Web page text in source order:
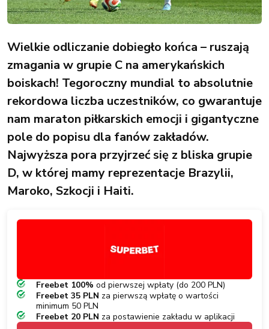
Wielkie odliczanie dobiegło końca – ruszają
zmagania w grupie C na amerykańskich
boiskach! Tegoroczny mundial to absolutnie
rekordowa liczba uczestników, co gwarantuje
nam maraton piłkarskich emocji i gigantyczne
pole do popisu dla fanów zakładów.
Najwyższa pora przyjrzeć się z bliska grupie
D, w której mamy reprezentacje Brazylii,
Maroko, Szkocji i Haiti.
Freebet 100% od pierwszej wpłaty (do 200 PLN)
Freebet 35 PLN za pierwszą wpłatę o wartości
minimum 50 PLN
Freebet 20 PLN za postawienie zakładu w aplikacji